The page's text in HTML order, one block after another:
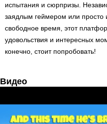
испытания и сюрпризы.
заядлым геймером или просто
свободное время, этот
удовольствия и интересных
конечно, стоит попробовать!
Видео